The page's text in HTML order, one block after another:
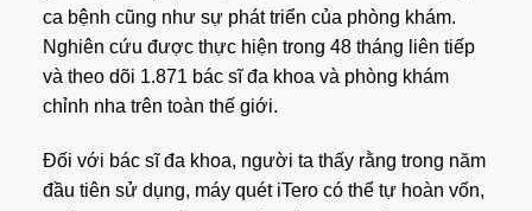
ca bệnh cũng như sự phát triển của phòng khám.
Nghiên cứu được thực hiện trong 48 tháng liên tiếp
và theo dõi 1.871 bác sĩ đa khoa và phòng khám
chỉnh nha trên toàn thế giới.
Đối với bác sĩ đa khoa, người ta thấy rằng trong năm
đầu tiên sử dụng, máy quét iTero có thể tự hoàn vốn,